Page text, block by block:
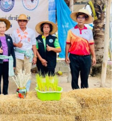
รับ
สมัคร
ผู้รับ
การ
อบรม
ลูก
เสือ
ชาว
บ้าน
รุ่น
ที่